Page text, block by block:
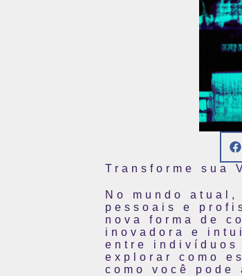
Transforme sua
No mundo
pessoais e
nova forma de
inovadora e
entre indivíduos
explorar como
como você